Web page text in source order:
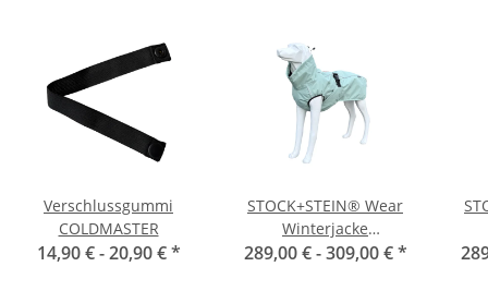
Verschlussgummi
COLDMASTER
14,90 € -20,90 €*
STOCK+STEIN® Wear
Winterjacke
Wintermaster Frosty
289,00 € -309,00 €*